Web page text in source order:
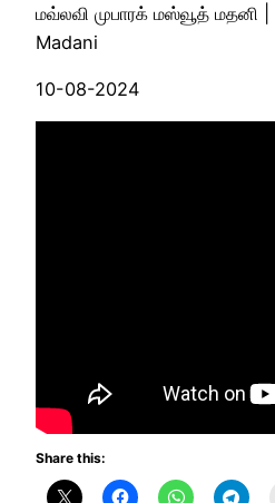
மவ்லவி முபாரக் மஸ்வூத் மதனி
Madani
10-08-2024
Share this: